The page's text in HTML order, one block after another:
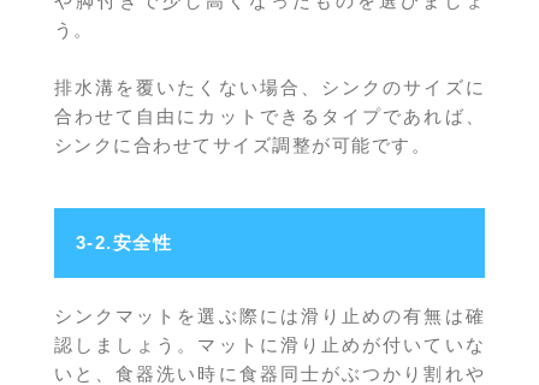
う。
排水溝を覆いたくない場合、シンクのサイズに
合わせて自由にカットできるタイプであれば、
シンクに合わせてサイズ調整が可能です。
3-2.安全性
シンクマットを選ぶ際には滑り止めの有無は確
認しましょう。マットに滑り止めが付いていな
いと、食器洗い時に食器同士がぶつかり割れや